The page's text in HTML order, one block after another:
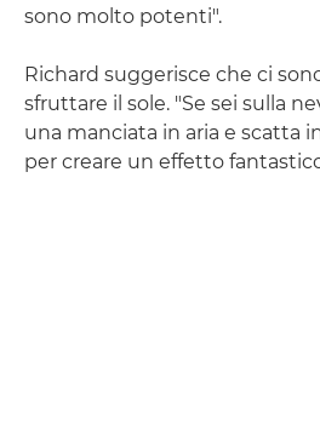
sono molto potenti".
Richard suggerisce che ci
sfruttare il sole. "Se sei sulla
una manciata in aria e scatta
per creare un effetto